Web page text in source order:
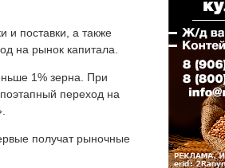
и поставки, а также
на рынок капитала.
1% зерна. При
переход на
получат рыночные